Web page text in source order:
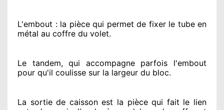
L'embout : la pièce qui permet de fixer le tube en
métal au coffre du volet.
Le tandem, qui accompagne parfois l'embout
pour qu'il coulisse sur la largeur du bloc.
La sortie de caisson est la pièce qui fait le lien